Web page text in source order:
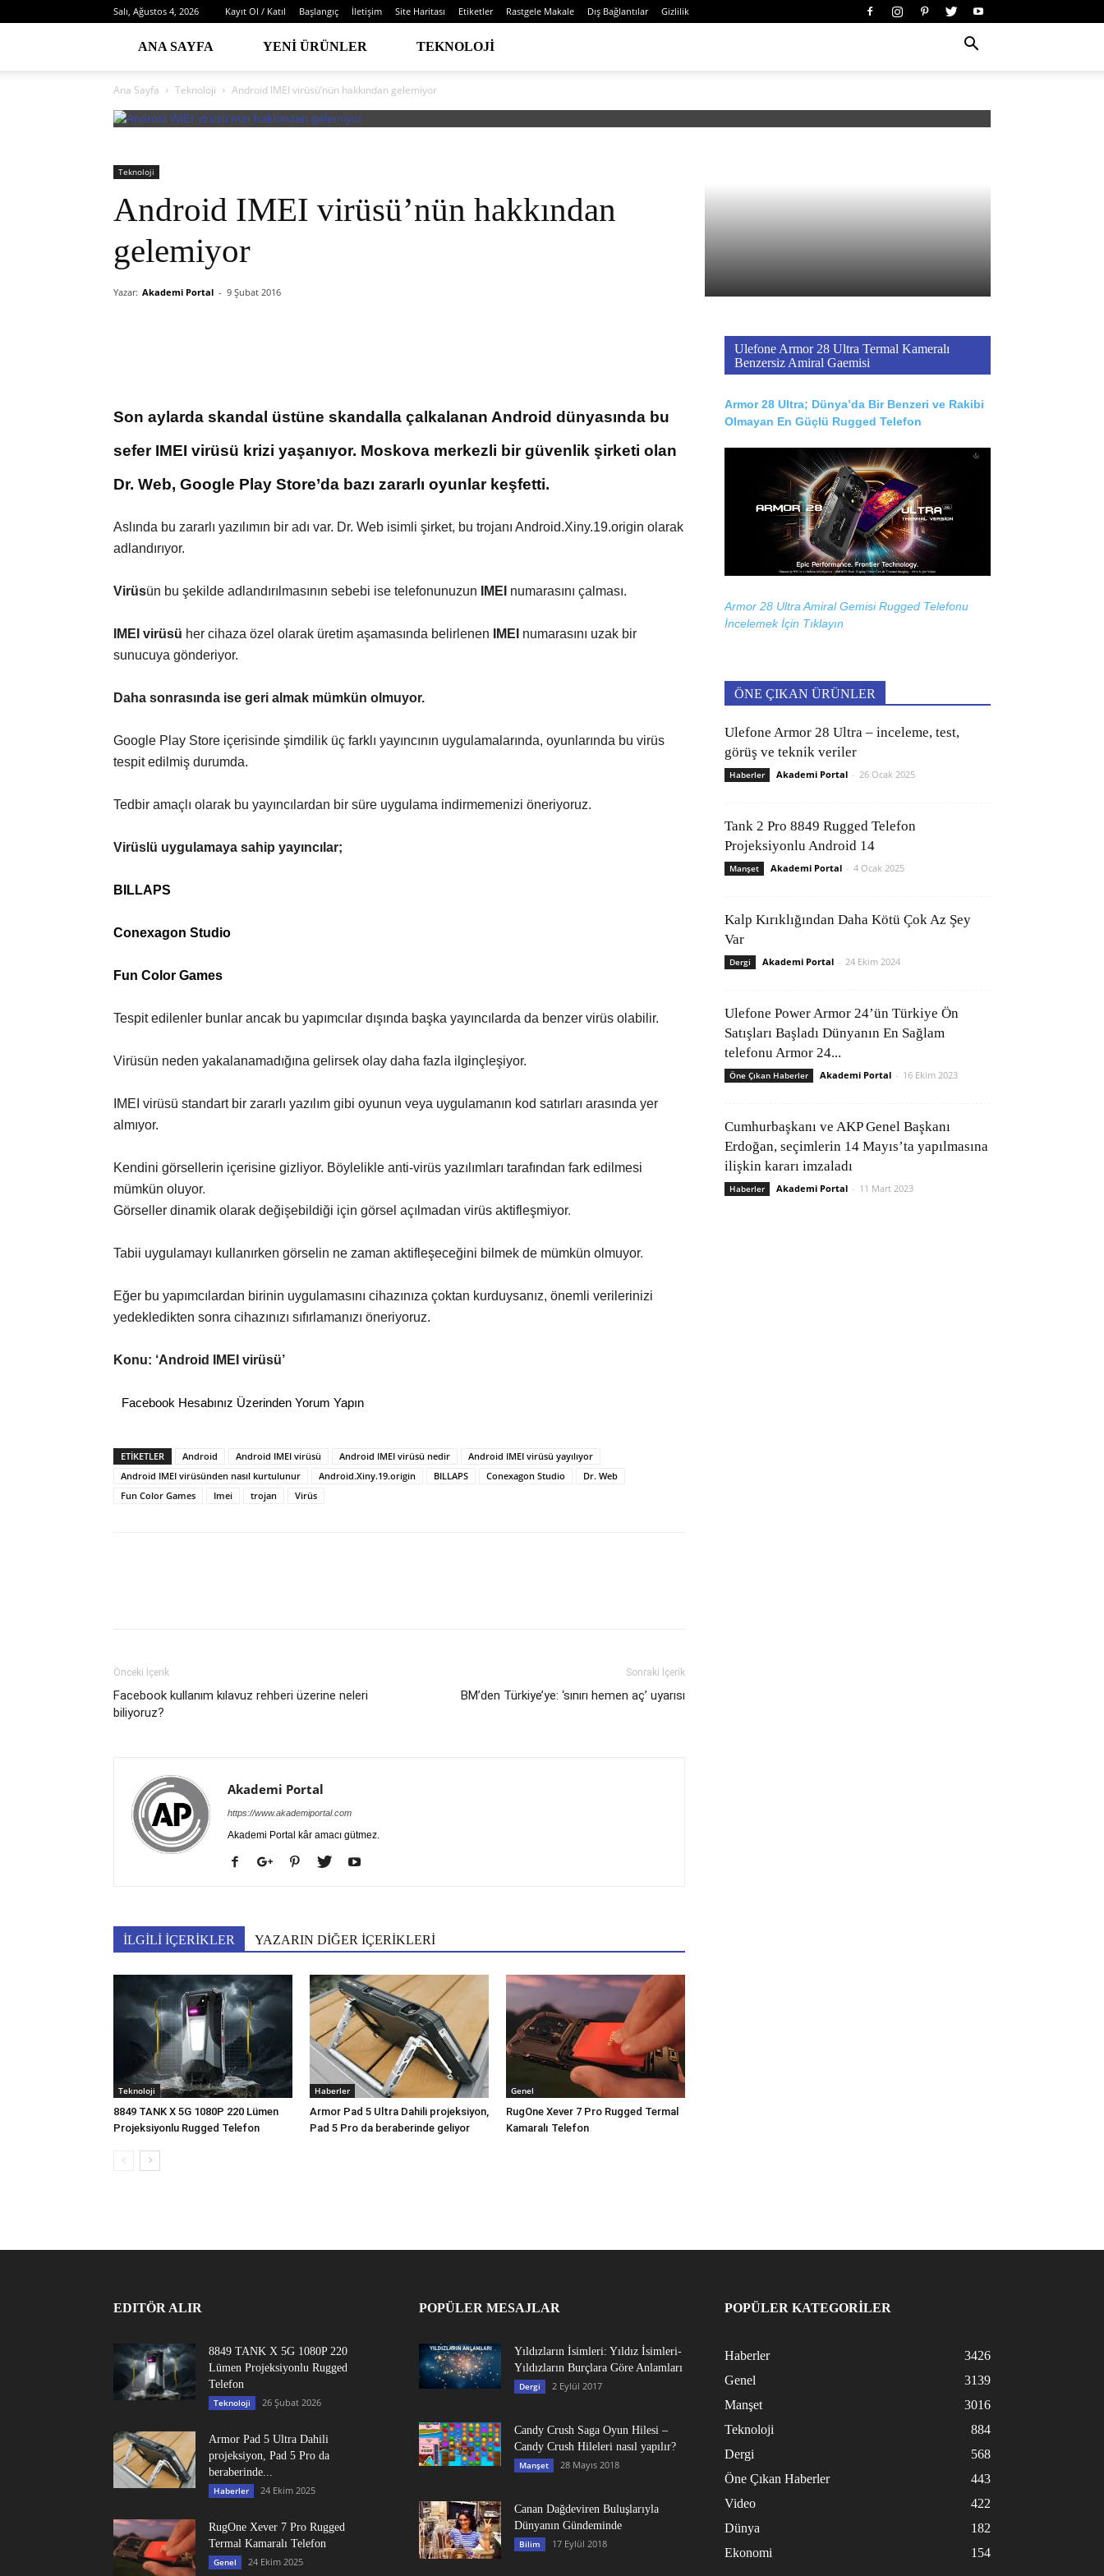
Salı, Ağustos 4, 2026 Kayıt Ol / Katıl Başlangıç İletişim Site Haritası Etiketler Rastgele Makale Dış Bağlantılar Gizlilik
ANA SAYFA YENI ÜRÜNLER TEKNOLOJI
Ana Sayfa Teknoloji Android IMEI virüsü’nün hakkından gelemiyor
Teknoloji
Android IMEI virüsü’nün hakkından
gelemiyor
Yazar: Akademi Portal - 9 Şubat 2016
Son aylarda skandal üstüne skandalla çalkalanan Android dünyasında bu
sefer IMEI virüsü krizi yaşanıyor. Moskova merkezli bir güvenlik şirketi olan
Dr. Web, Google Play Store’da bazı zararlı oyunlar keşfetti.
Aslında bu zararlı yazılımın bir adı var. Dr. Web isimli şirket, bu trojanı Android.Xiny.19.origin olarak
adlandırıyor.
Virüsün bu şekilde adlandırılmasının sebebi ise telefonunuzun IMEI numarasını çalması.
IMEI virüsü her cihaza özel olarak üretim aşamasında belirlenen IMEI numarasını uzak bir
sunucuya gönderiyor.
Daha sonrasında ise geri almak mümkün olmuyor.
Google Play Store içerisinde şimdilik üç farklı yayıncının uygulamalarında, oyunlarında bu virüs
tespit edilmiş durumda.
Tedbir amaçlı olarak bu yayıncılardan bir süre uygulama indirmemenizi öneriyoruz.
Virüslü uygulamaya sahip yayıncılar;
BILLAPS
Conexagon Studio
Fun Color Games
Tespit edilenler bunlar ancak bu yapımcılar dışında başka yayıncılarda da benzer virüs olabilir.
Virüsün neden yakalanamadığına gelirsek olay daha fazla ilginçleşiyor.
IMEI virüsü standart bir zararlı yazılım gibi oyunun veya uygulamanın kod satırları arasında yer
almıyor.
Kendini görsellerin içerisine gizliyor. Böylelikle anti-virüs yazılımları tarafından fark edilmesi
mümkün oluyor.
Görseller dinamik olarak değişebildiği için görsel açılmadan virüs aktifleşmiyor.
Tabii uygulamayı kullanırken görselin ne zaman aktifleşeceğini bilmek de mümkün olmuyor.
Eğer bu yapımcılardan birinin uygulamasını cihazınıza çoktan kurduysanız, önemli verilerinizi
yedekledikten sonra cihazınızı sıfırlamanızı öneriyoruz.
Konu: ‘Android IMEI virüsü’
Facebook Hesabınız Üzerinden Yorum Yapın
ETİKETLER Android Android IMEI virüsü Android IMEI virüsü nedir
Android IMEI virüsü yayılıyor
Android IMEI virüsünden nasıl kurtulunur
Android.Xiny.19.origin BILLAPS Conexagon Studio
Dr. Web
Fun Color Games
Imei trojan Virüs
Önceki İçerik
Facebook kullanım kılavuz rehberi üzerine neleri
biliyoruz?
Sonraki İçerik
BM’den Türkiye’ye: ‘sınırı hemen aç’ uyarısı
Akademi Portal
https://www.akademiportal.com
Akademi Portal kâr amacı gütmez.
İLGİLİ İÇERİKLER YAZARIN DİĞER İÇERİKLERİ
Teknoloji
8849 TANK X 5G 1080P 220 Lümen
Projeksiyonlu Rugged Telefon
Haberler
Armor Pad 5 Ultra Dahili projeksiyon,
Pad 5 Pro da beraberinde geliyor
Genel
RugOne Xever 7 Pro Rugged Termal
Kamaralı Telefon
Ulefone Armor 28 Ultra Termal Kameralı
Benzersiz Amiral Gaemisi
Armor 28 Ultra; Dünya’da Bir Benzeri ve Rakibi
Olmayan En Güçlü Rugged Telefon
Armor 28 Ultra Amiral Gemisi Rugged Telefonu
İncelemek İçin Tıklayın
ÖNE ÇIKAN ÜRÜNLER
Ulefone Armor 28 Ultra – inceleme, test,
görüş ve teknik veriler
Haberler Akademi Portal - 26 Ocak 2025
Tank 2 Pro 8849 Rugged Telefon
Projeksiyonlu Android 14
Manşet Akademi Portal - 4 Ocak 2025
Kalp Kırıklığından Daha Kötü Çok Az Şey
Var
Dergi Akademi Portal - 24 Ekim 2024
Ulefone Power Armor 24’ün Türkiye Ön
Satışları Başladı Dünyanın En Sağlam
telefonu Armor 24...
Öne Çıkan Haberler Akademi Portal - 16 Ekim 2023
Cumhurbaşkanı ve AKP Genel Başkanı
Erdoğan, seçimlerin 14 Mayıs’ta yapılmasına
ilişkin kararı imzaladı
Haberler Akademi Portal - 11 Mart 2023
EDITÖR ALIR
8849 TANK X 5G 1080P 220
Lümen Projeksiyonlu Rugged
Telefon
Teknoloji 26 Şubat 2026
Armor Pad 5 Ultra Dahili
projeksiyon, Pad 5 Pro da
beraberinde...
Haberler 24 Ekim 2025
RugOne Xever 7 Pro Rugged
Termal Kamaralı Telefon
Genel 24 Ekim 2025
POPÜLER MESAJLAR
Yıldızların İsimleri: Yıldız İsimleri-
Yıldızların Burçlara Göre Anlamları
Dergi 2 Eylül 2017
Candy Crush Saga Oyun Hilesi –
Candy Crush Hileleri nasıl yapılır?
Manşet 28 Mayıs 2018
Canan Dağdeviren Buluşlarıyla
Dünyanın Gündeminde
Bilim 17 Eylül 2018
POPÜLER KATEGORİLER
Haberler
3426
Genel
3139
Manşet
3016
Teknoloji
884
Dergi
568
Öne Çıkan Haberler
443
Video
422
Dünya
182
Ekonomi
154